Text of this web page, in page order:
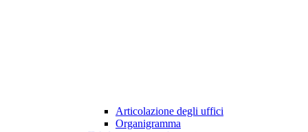
Articolazione degli uffici
Organigramma